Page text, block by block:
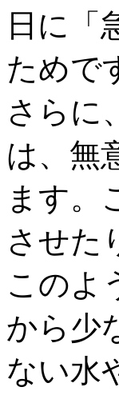
日に「
ためで
さらに
は、無
ます。
させた
このよ
から少
ない水